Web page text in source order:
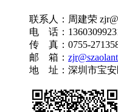
联系人：周建荣
电 话：
传 真：0755-
邮 箱：
地 址：深圳市宝安